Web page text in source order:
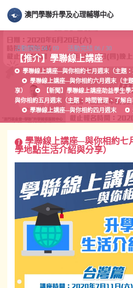
澳門學聯升學及心理輔導中心
活動開始 04/ 09 活動完結 06 / 30
【推介】學聯線上講座
學聯線上講座─與你相約七月週末（主題：
學聯線上講座─與你相約六月週末（主
享）
【新聞】學聯線上講座助益學生學
與你相約五月週末（主題：時間管理、了解自
學聯線上講座─與你相約四月週末
1
學聯線上講座─與你相約七
學地點生活介紹與分享）